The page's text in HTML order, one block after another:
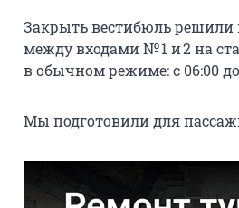
Закрыть вестибюль решили
между входами № 1 и 2 на
в обычном режиме: с 06:00 до
Мы подготовили для